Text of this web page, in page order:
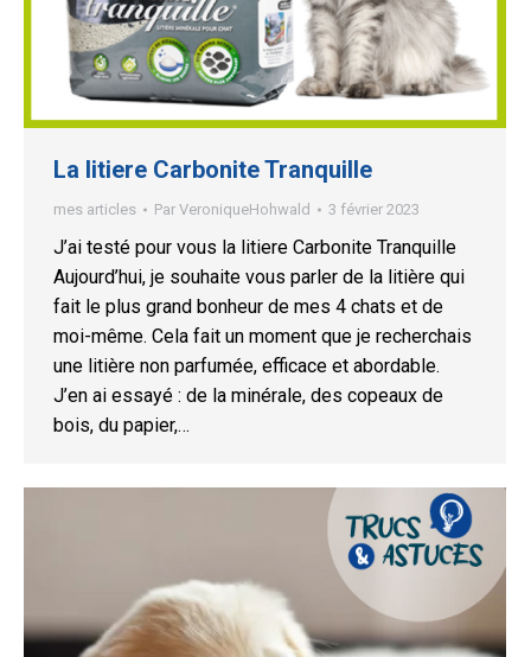
La litiere Carbonite Tranquille
mes articles Par VeroniqueHohwald 3 février 2023
J’ai testé pour vous la litiere Carbonite Tranquille
Aujourd’hui, je souhaite vous parler de la litière qui
fait le plus grand bonheur de mes 4 chats et de
moi-même. Cela fait un moment que je recherchais
une litière non parfumée, efficace et abordable.
J’en ai essayé : de la minérale, des copeaux de
bois, du papier,…